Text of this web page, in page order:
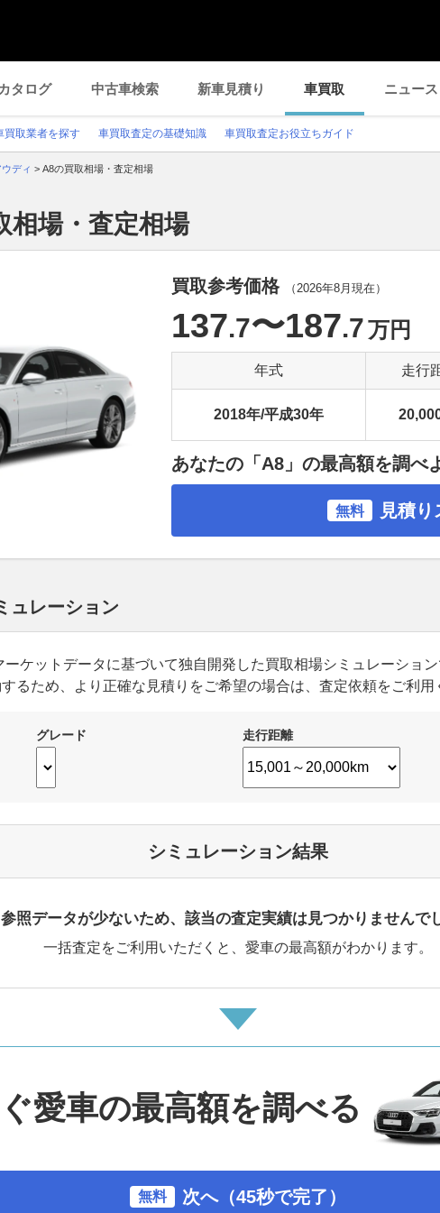
カタログ 中古車検索 新車見積り 車買取 ニュース
買取業者を探す 車買取査定の基礎知識 車買取査定お役立ちガイド
ウディ > A8の買取相場・査定相場
相場・査定相場
買取参考価格 （2026年8月 現在）
137.7〜187.7万円
年式 走行
2018年/平成30年
あなたの「A8」の最高額を調べ
無料 見積
ュレーション
ーケットデータに基づいて独自開発した買取相場シミュレーショ
るため、より正確な見積りをご希望の場合は、査定依頼をご利用
グレード 走行距離
シミュレーション結果
参照データが少ないため、該当の査定実績は見つかりませんで
一括査定をご利用いただくと、愛車の最高額がわかります。
愛車の最高額を調べる
無料 次へ（45秒で完了）